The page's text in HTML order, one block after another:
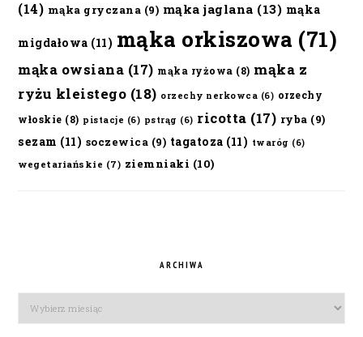
(14) mąka gryczana (9) mąka jaglana (13) mąka
migdałowa (11) mąka orkiszowa (71)
mąka owsiana (17) mąka ryżowa (8) mąka z
ryżu kleistego (18) orzechy nerkowca (6) orzechy
włoskie (8) pistacje (6) pstrąg (6) ricotta (17) ryba (9)
sezam (11) soczewica (9) tagatoza (11) twaróg (6)
wegetariańskie (7) ziemniaki (10)
ARCHIWA
Archiwa